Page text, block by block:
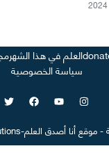
العلم في هذا الشهر
سياسة الخصوصية
-موقع أنا أصدق العلم-